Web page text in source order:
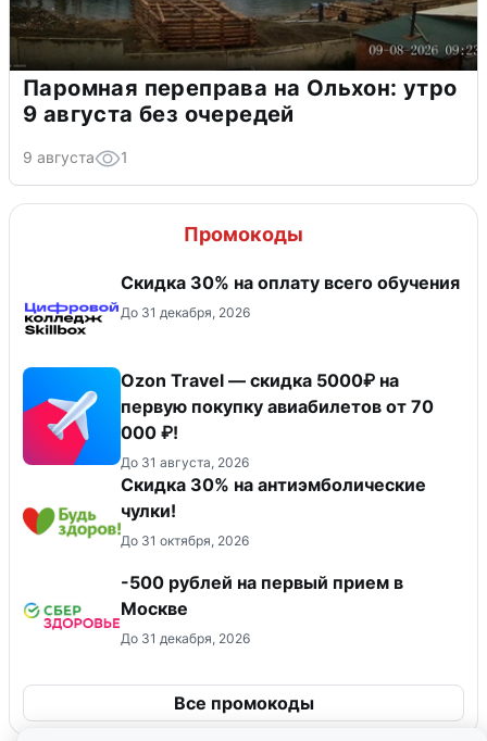
Паромная переправа на Ольхон: утро
9 августа без очередей
9 августа 1
Промокоды
Скидка 30% на оплату всего обучения
До 31 декабря, 2026
Ozon Travel — скидка 5000₽ на
первую покупку авиабилетов от 70
000 ₽!
До 31 августа, 2026
Скидка 30% на антиэмболические
чулки!
До 31 октября, 2026
-500 рублей на первый прием в
Москве
До 31 декабря, 2026
Все промокоды